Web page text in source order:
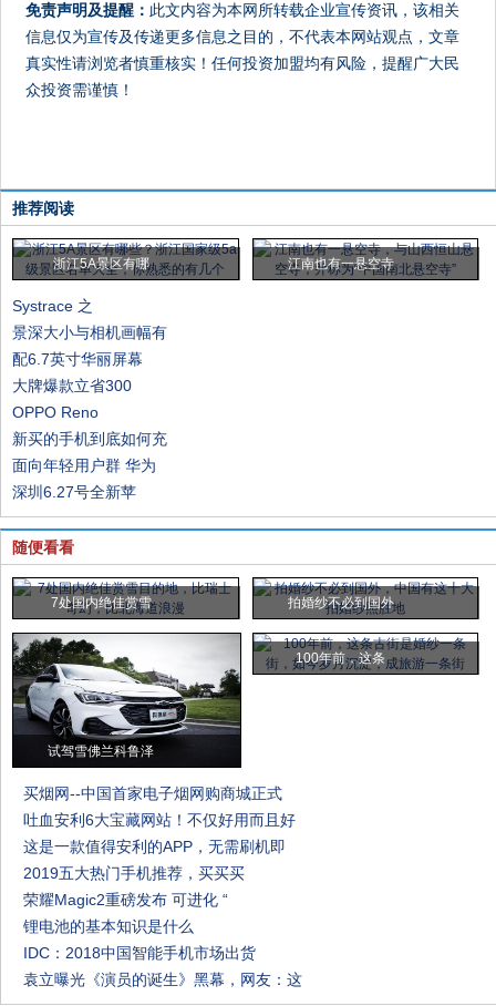
免责声明及提醒： 此文内容为本网所转载企业宣传资讯，该相关
信息仅为宣传及传递更多信息之目的，不代表本网站观点，文章
真实性请浏览者慎重核实！任何投资加盟均有风险，提醒广大民
众投资需谨慎！
推荐阅读
浙江5A景区有哪 江南也有一悬空寺
Systrace 之
景深大小与相机画幅有
配6.7英寸华丽屏幕
大牌爆款立省300
OPPO Reno
新买的手机到底如何充
面向年轻用户群 华为
深圳6.27号全新苹
随便看看
7处国内绝佳赏雪 拍婚纱不必到国外
试驾雪佛兰科鲁泽
100年前，这条
买烟网--中国首家电子烟网购商城正式
吐血安利6大宝藏网站！不仅好用而且好
这是一款值得安利的APP，无需刷机即
2019五大热门手机推荐，买买买
荣耀Magic2重磅发布 可进化 “
锂电池的基本知识是什么
IDC：2018中国智能手机市场出货
袁立曝光《演员的诞生》黑幕，网友：这